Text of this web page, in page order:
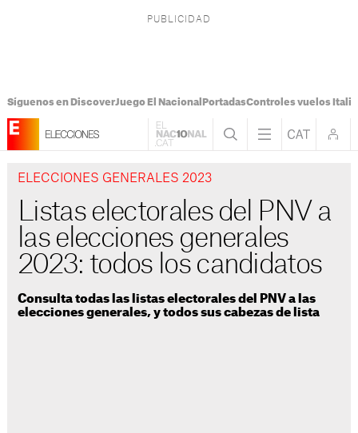
Síguenos en DiscoverJuego El Nacional PortadasControles vuelos Italia
ELECCIONES GENERALES 2023
Listas electorales del PNV a
las elecciones generales
2023: todos los candidatos
Consulta todas las listas electorales del PNV a las
elecciones generales, y todos sus cabezas de lista